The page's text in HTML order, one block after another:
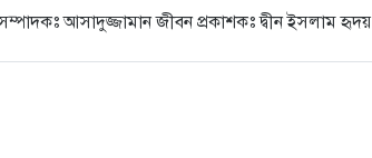
সম্পাদকঃ আসাদুজ্জামান জীবন প্রকাশকঃ দ্বীন ইসলাম হৃদয়